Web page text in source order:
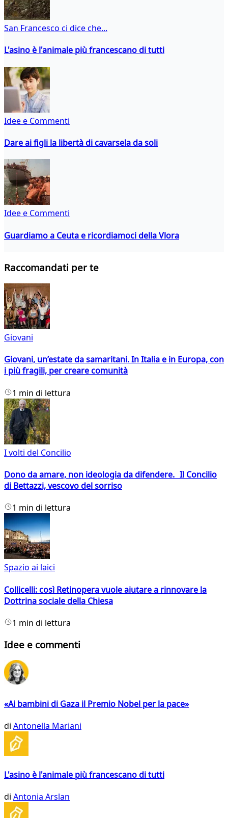
San Francesco ci dice che...
L'asino è l'animale più francescano di tutti
Idee e Commenti
Dare ai figli la libertà di cavarsela da soli
Idee e Commenti
Guardiamo a Ceuta e ricordiamoci della Vlora
Raccomandati per te
Giovani
Giovani, un’estate da samaritani. In Italia e in Europa, con
i più fragili, per creare comunità
1 min di lettura
I volti del Concilio
Dono da amare, non ideologia da difendere. Il Concilio
di Bettazzi, vescovo del sorriso
1 min di lettura
Spazio ai laici
Collicelli: così Retinopera vuole aiutare a rinnovare la
Dottrina sociale della Chiesa
1 min di lettura
Idee e commenti
«Ai bambini di Gaza il Premio Nobel per la pace»
di Antonella Mariani
L'asino è l'animale più francescano di tutti
di Antonia Arslan